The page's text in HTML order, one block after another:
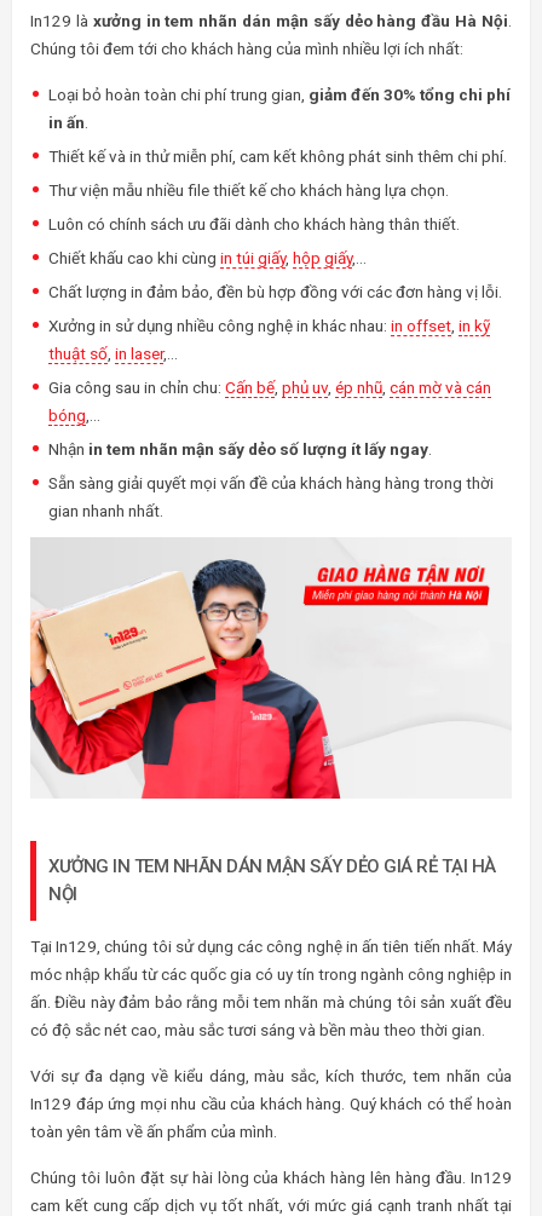
In129 là xưởng in tem nhãn dán mận sấy dẻo hàng đầu Hà Nội
Chúng tôi đem tới cho khách hàng của mình nhiều lợi ích nhất:
Loại bỏ hoàn toàn chi phí trung gian, giảm đến 30% tổng chi phí
in ấn
Thiết kế và in thử miễn phí, cam kết không phát sinh thêm chi phí.
Thư viện mẫu nhiều file thiết kế cho khách hàng lựa chọn.
Luôn có chính sách ưu đãi dành cho khách hàng thân thiết.
Chiết khấu cao khi cùng in túi giấy, hộp giấy,…
Chất lượng in đảm bảo, đền bù hợp đồng với các đơn hàng vị lỗi.
Xưởng in sử dụng nhiều công nghệ in khác nhau: in offset in kỹ
thuật số in laser,…
Gia công sau in chỉn chu: Cấn bế, phủ uv, ép nhũ cán mờ và cán
bóng
Nhận in tem nhãn mận sấy dẻo số lượng ít lấy ngay
Sẵn sàng giải quyết mọi vấn đề của khách hàng hàng trong thời
gian nhanh nhất.
XƯỞNG IN TEM NHÃN DÁN MẬN SẤY DẺO GIÁ RẺ TẠI HÀ
NỘI
Tại In129, chúng tôi sử dụng các công nghệ in ấn tiên tiến nhất. Máy
móc nhập khẩu từ các quốc gia có uy tín trong ngành công nghiệp in
ấn. Điều này đảm bảo rằng mỗi tem nhãn mà chúng tôi sản xuất đều
có độ sắc nét cao, màu sắc tươi sáng và bền màu theo thời gian.
Với sự đa dạng về kiểu dáng, màu sắc, kích thước, tem nhãn của
In129 đáp ứng mọi nhu cầu của khách hàng. Quý khách có thể hoàn
toàn yên tâm về ấn phẩm của mình.
Chúng tôi luôn đặt sự hài lòng của khách hàng lên hàng đầu. In129
cam kết cung cấp dịch vụ tốt nhất, với mức giá cạnh tranh nhất tại